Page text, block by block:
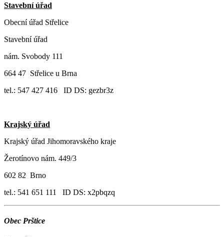
Stavební úřad
Obecní úřad Střelice
Stavební úřad
nám. Svobody 111
664 47 Střelice u Brna
tel.: 547 427 416 ID DS: gezbr3z
Krajský úřad
Krajský úřad Jihomoravského kraje
Žerotínovo nám. 449/3
602 82 Brno
tel.: 541 651 111 ID DS: x2pbqzq
Obec Prštice